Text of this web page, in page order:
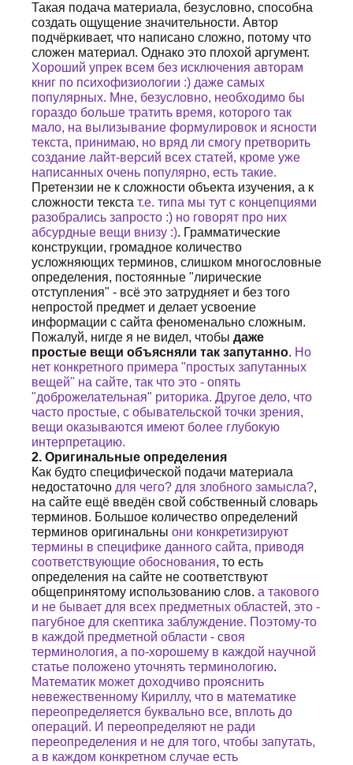
Такая подача материала, безусловно, способна
создать ощущение значительности. Автор
подчёркивает, что написано сложно, потому что
сложен материал. Однако это плохой аргумент.
Хороший упрек всем без исключения авторам
книг по психофизиологии :) даже самых
популярных. Мне, безусловно, необходимо бы
гораздо больше тратить время, которого так
мало, на вылизывание формулировок и ясности
текста, принимаю, но вряд ли смогу претворить
создание лайт-версий всех статей, кроме уже
написанных очень популярно, есть такие.
Претензии не к сложности объекта изучения, а к
сложности текста т.е. типа мы тут с концепциями
разобрались запросто :) но говорят про них
абсурдные вещи внизу :). Грамматические
конструкции, громадное количество
усложняющих терминов, слишком многословные
определения, постоянные "лирические
отступления" - всё это затрудняет и без того
непростой предмет и делает усвоение
информации с сайта феноменально сложным.
Пожалуй, нигде я не видел, чтобы даже
простые вещи объясняли так запутанно. Но
нет конкретного примера "простых запутанных
вещей" на сайте, так что это - опять
"доброжелательная" риторика. Другое дело, что
часто простые, с обывательской точки зрения,
вещи оказываются имеют более глубокую
интерпретацию.
2. Оригинальные определения
Как будто специфической подачи материала
недостаточно для чего? для злобного замысла?,
на сайте ещё введён свой собственный словарь
терминов. Большое количество определений
терминов оригинальны они конкретизируют
термины в специфике данного сайта, приводя
соответствующие обоснования, то есть
определения на сайте не соответствуют
общепринятому использованию слов. а такового
и не бывает для всех предметных областей, это -
пагубное для скептика заблуждение. Поэтому-то
в каждой предметной области - своя
терминология, а по-хорошему в каждой научной
статье положено уточнять терминологию.
Математик может доходчиво прояснить
невежественному Кириллу, что в математике
переопределяется буквально все, вплоть до
операций. И переопределяют не ради
переопределения и не для того, чтобы запутать,
а в каждом конкретном случае есть